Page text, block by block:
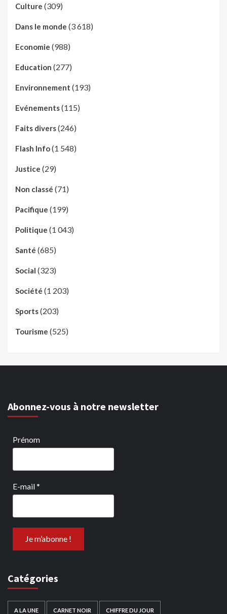
Culture (309)
Dans le monde (3 618)
Economie (988)
Education (277)
Environnement (193)
Evénements(115)
Faits divers(246)
Flash Info(1 548)
Justice (29)
Non classé (71)
Pacifique (199)
Politique (1 043)
Santé (685)
Social (323)
Société (1 203)
Sports(203)
Tourisme (525)
Abonnez-vous à notre newsletter
Prénom
E-mail*
Catégories
A LA UNE CARNET NOIR CHIFFRE DU JOUR